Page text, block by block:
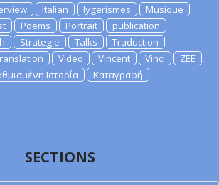
Italian lygerismes
Musique
Poems Portrait
publication
Strategie Talks
Traduction
Video Vincent Vinci
ZEE
Ιστορία Καταγραφή
SECTIONS